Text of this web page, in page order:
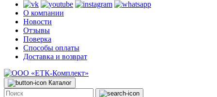
О компании
Новости
Отзывы
Поверка
Способы оплаты
Доставка и возврат
Каталог